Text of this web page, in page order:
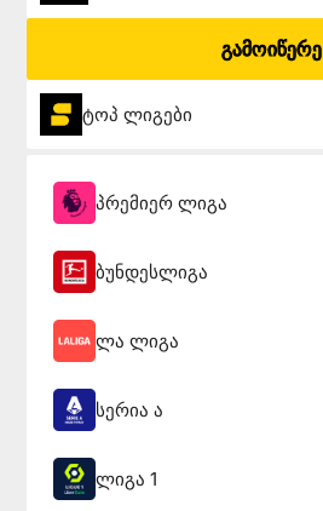
გამოიწერე
ტოპ ლიგები
პრემიერ ლიგა
ბუნდესლიგა
ლა ლიგა
სერია ა
ლიგა 1